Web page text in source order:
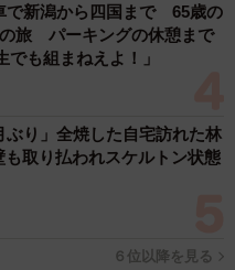
で新潟から四国まで 65歳の
旅 パーキングの休憩まで
も組まねえよ！」
ぶり」全焼した自宅訪れた林
取り払われスケルトン状態
６位以降を見る